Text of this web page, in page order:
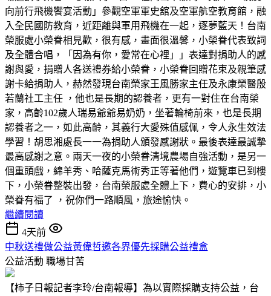
向前行飛機饗宴活動」參觀空軍軍史舘及空軍航空教育館，融
入全民國防教育，近距離與軍用飛機在一起，逐夢藍天！台南
榮服處小榮眷相見歡，很有感，畫面很溫馨，小榮眷代表致詞
及全體合唱，「因為有你，愛常在心裡」」表達對捐助人的感
謝與愛，捐贈人各送禮券給小榮眷，小榮眷回贈花束及親筆感
謝卡給捐助人，赫然發現台南榮家王風勝家主任及永康榮醫殷
若蘭社工主任 ，他也是長期的認養者，更有一對住在台南榮
家，高齡102歲人瑞易爺爺易奶奶，坐著輪椅前來，也是長期
認養者之一，如此高齡，其義行大愛殊值感佩，令人永生效法
學習！胡思湘處長一一為捐助人頒發感謝狀。最後表達最誠摯
最高感謝之意。兩天一夜的小榮眷清境農場自強活動，是另一
個重頭戲，綿羊秀、哈薩克馬術秀正等著他們，遊覽車已到樓
下，小榮眷整裝出發，台南榮服處全體上下，費心的安排，小
榮眷有福了 ，祝你們一路順風，旅途愉快。
繼續閱讀
4天前
中秋送禮做公益黃偉哲邀各界優先採購公益禮盒
公益活動 職場甘苦
【柿子日報記者李玲/台南報導】為以實際採購支持公益，台